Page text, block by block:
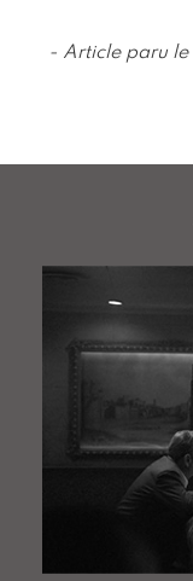
- Article paru le